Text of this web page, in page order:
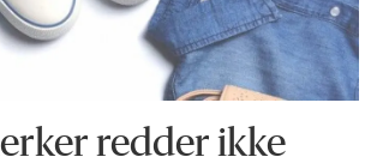
redder ikke